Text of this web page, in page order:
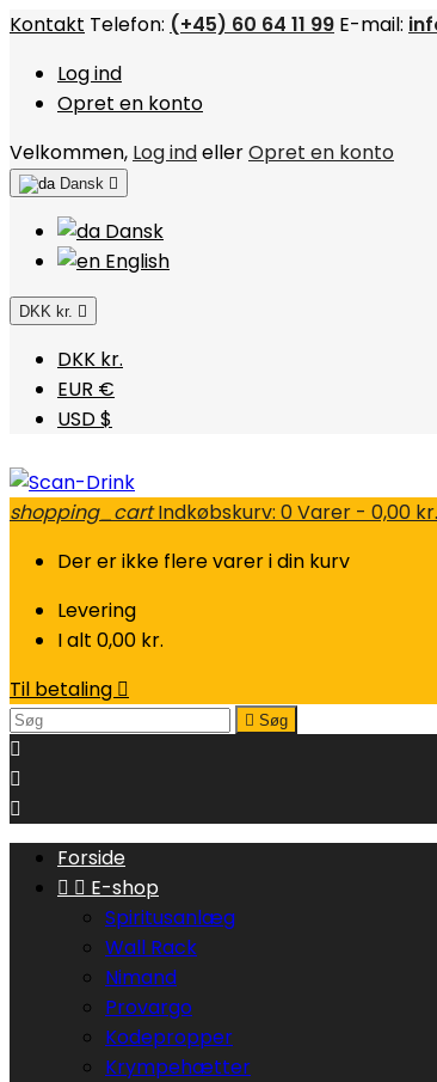
Kontakt Telefon: (+45) 60 64 11 99 E-mail:
Log ind
Opret en konto
Velkommen, Log indellerOpret en konto
Dansk 
Dansk
English
DKK kr. 
DKK kr.
EUR €
USD $
shopping_cart Indkøbskurv: 0Varer - 0,00 kr.
Der er ikke flere varer i din kurv
Levering
I alt 0,00 kr.
Til betaling 
 Søg



Forside
  E-shop
Spiritusanlæg
Wall Rack
Nimand
Provargo
Kodepropper
Krympehætter